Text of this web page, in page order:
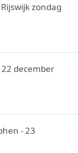
zondag
december
- 23